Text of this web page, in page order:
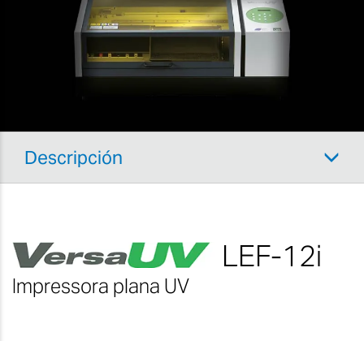
ofreciendo servicio técnico para los clientes de la
serie LEF-12i.
Para más información sobre nuestros servicios
posventa, visita nuestrapágina de soporte técnico
Descripción
LEF-12i
Impressora plana UV